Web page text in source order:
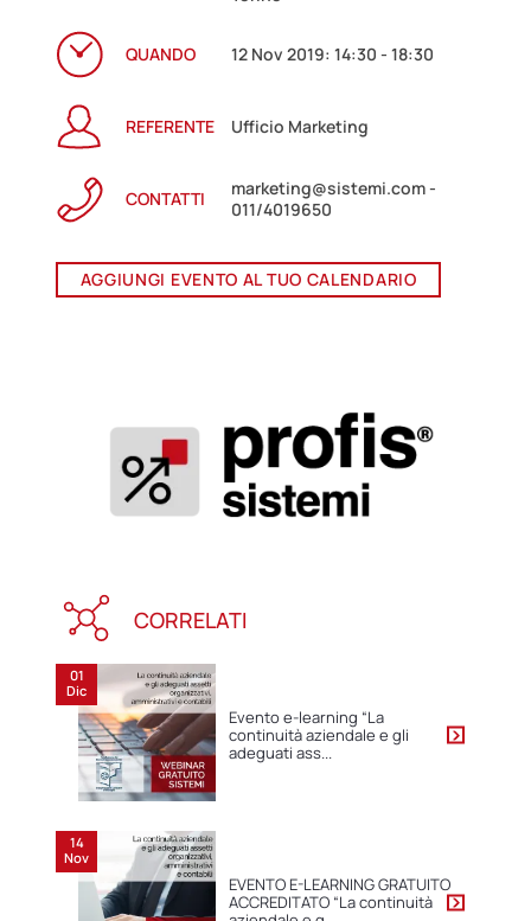
QUANDO 12 Nov 2019: 14:30 - 18:30
REFERENTE Ufficio Marketing
CONTATTI
marketing@sistemi.com -
011/4019650
AGGIUNGI EVENTO AL TUO CALENDARIO
CORRELATI
01
Dic
Evento e-learning “La
continuità aziendale e gli
adeguati ass...
14
Nov
EVENTO E-LEARNING GRATUITO
ACCREDITATO “La continuità